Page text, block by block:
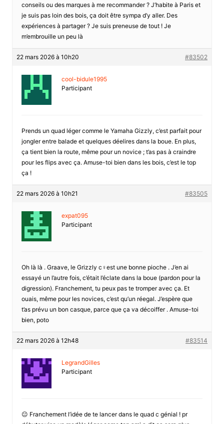
conseils ou des marques à me recommander ? J’habite à Paris et
je suis pas loin des bois, ça doit être sympa d’y aller. Des
expériences à partager ? Je suis preneuse de tout ! Je
m’embrouille un peu là
22 mars 2026 à 10h20 #83502
cool-bidule1995
Participant
Prends un quad léger comme le Yamaha Gizzly, c’est parfait pour
jongler entre balade et quelques déelires dans la boue. En plus,
ça tient bien la route, même pour un novice ; t’as pas à craindre
pour les flips avec ça. Amuse-toi bien dans les bois, c’est le top
ça !
22 mars 2026 à 10h21 #83505
expat095
Participant
Oh là là . Graave, le Grizzly c♀est une bonne pioche . J’en ai
essayé un l’autre fois, c’était l’éclate dans la boue (pardon pour la
digression). Franchement, tu peux pas te tromper avec ça. Et
ouais, même pour les novices, c’est qu’un réegal. J’espère que
t’as prévu un bon casque, parce que ça va décoiffer . Amuse-toi
bien, poto
22 mars 2026 à 12h48 #83514
LegrandGilles
Participant
😐 Franchement l’idée de te lancer dans le quad c génial ! pr